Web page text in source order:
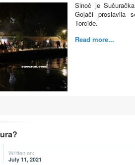
Sinoč je
Gojači proslavila
Torcide.
Read more...
Written on:
July 11, 2021